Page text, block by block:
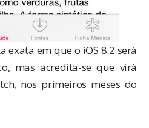
exata em que o iOS 8.2 será
mas acredita-se que virá
nos primeiros meses do